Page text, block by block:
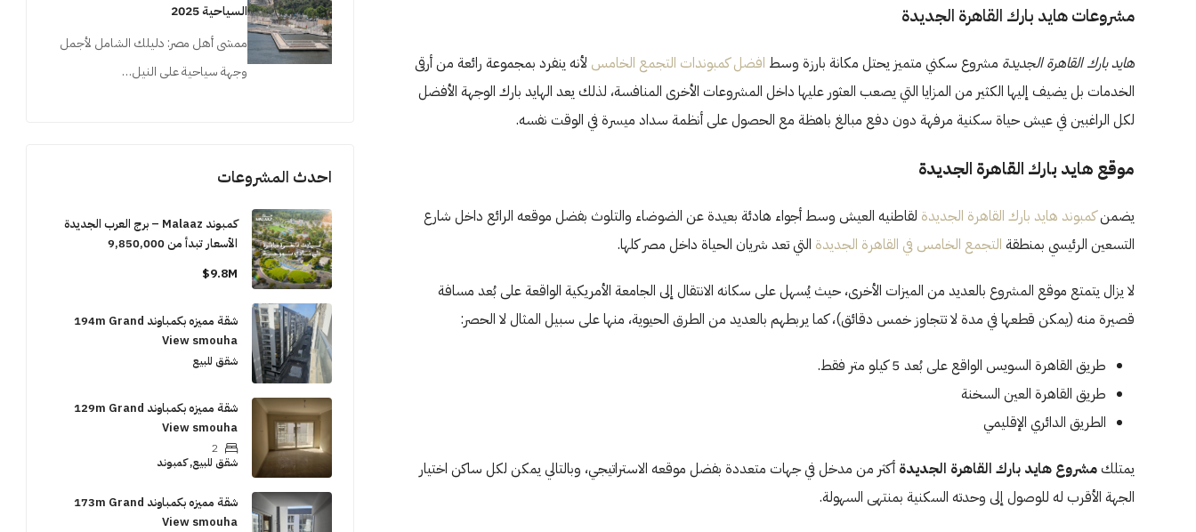
مشروعات هايد بارك القاهرة الجديدة
هايد بارك القاهرة الجديدة مشروع سكني متميز يحتل مكانة بارزة وسط افضل كمبوندات التجمع الخامس لأنه ينفرد بمجموعة رائعة من أرقى
الخدمات بل يضيف إليها الكثير من المزايا التي يصعب العثور عليها داخل المشروعات الأخرى المنافسة، لذلك يعد الهايد بارك الوجهة الأفضل
لكل الراغبين في عيش حياة سكنية مرفهة دون دفع مبالغ باهظة مع الحصول على أنظمة سداد ميسرة في الوقت نفسه.
موقع هايد بارك القاهرة الجديدة
يضمنكمبوند هايد بارك القاهرة الجديدة لقاطنيه العيش وسط أجواء هادئة بعيدة عن الضوضاء والتلوث بفضل موقعه الرائع داخل شارع
التسعين الرئيسي بمنطقة التجمع الخامس في القاهرة الجديدة التي تعد شريان الحياة داخل مصر كلها.
لا يزال يتمتع موقع المشروع بالعديد من الميزات الأخرى، حيث يُسهل على سكانه الانتقال إلى الجامعة الأمريكية الواقعة على بُعد مسافة
قصيرة منه (يمكن قطعها في مدة لا تتجاوز خمس دقائق)، كما يربطهم بالعديد من الطرق الحيوية، منها على سبيل المثال لا الحصر:
طريق القاهرة السويس الواقع على بُعد 5 كيلو متر فقط.
طريق القاهرة العين السخنة
الطريق الدائري الإقليمي
يمتلكمشروع هايد بارك القاهرة الجديدة أكثر من مدخل في جهات متعددة بفضل موقعه الاستراتيجي، وبالتالي يمكن لكل ساكن اختيار
الجهة الأقرب له للوصول إلى وحدته السكنية بمنتهى السهولة.
السياحية 2025
ممشى أهل مصر: دليلك الشامل لأجمل
وجهة سياحية على النيل…
احدث المشروعات
كمبوند Malaaz – برج العرب الجديدة
الأسعار تبدأ من 9,850,000
9.8M$
شقة مميزه بكمباوند 194m Grand
View smouha
شقق للبيع
شقة مميزه بكمباوند 129m Grand
View smouha
2
شقق للبيع, كمبوند
شقة مميزه بكمباوند 173m Grand
View smouha